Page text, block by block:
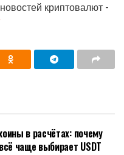
криптовалют -
в расчётах: почему
чаще выбирает USDT